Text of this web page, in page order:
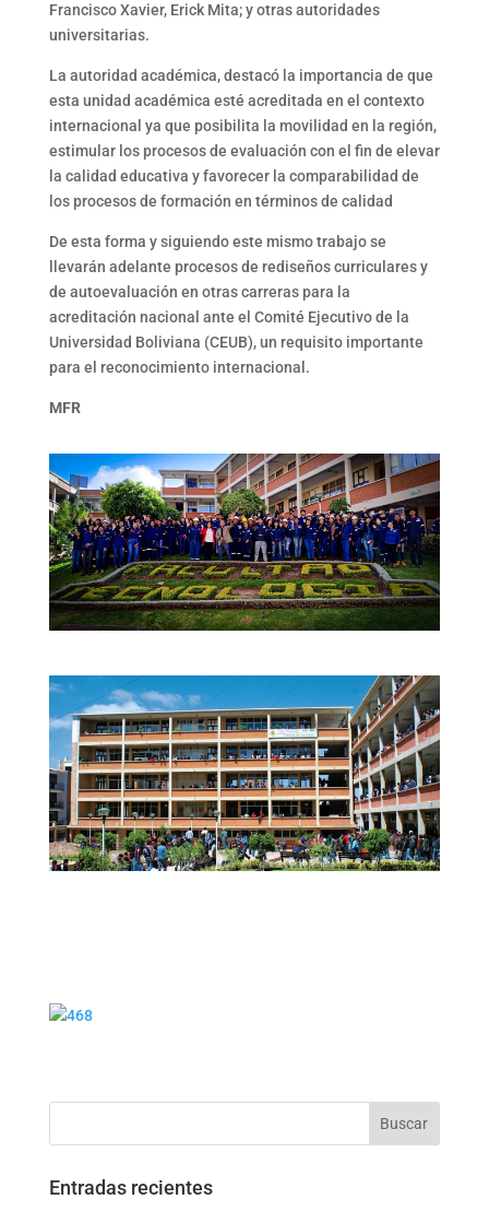
Francisco Xavier, Erick Mita; y otras autoridades
universitarias.
La autoridad académica, destacó la importancia de que
esta unidad académica esté acreditada en el contexto
internacional ya que posibilita la movilidad en la región,
estimular los procesos de evaluación con el fin de elevar
la calidad educativa y favorecer la comparabilidad de
los procesos de formación en términos de calidad
De esta forma y siguiendo este mismo trabajo se
llevarán adelante procesos de rediseños curriculares y
de autoevaluación en otras carreras para la
acreditación nacional ante el Comité Ejecutivo de la
Universidad Boliviana (CEUB), un requisito importante
para el reconocimiento internacional.
MFR
Buscar
Entradas recientes